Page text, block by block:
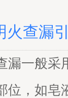
火查漏
一般采用
位，如皂